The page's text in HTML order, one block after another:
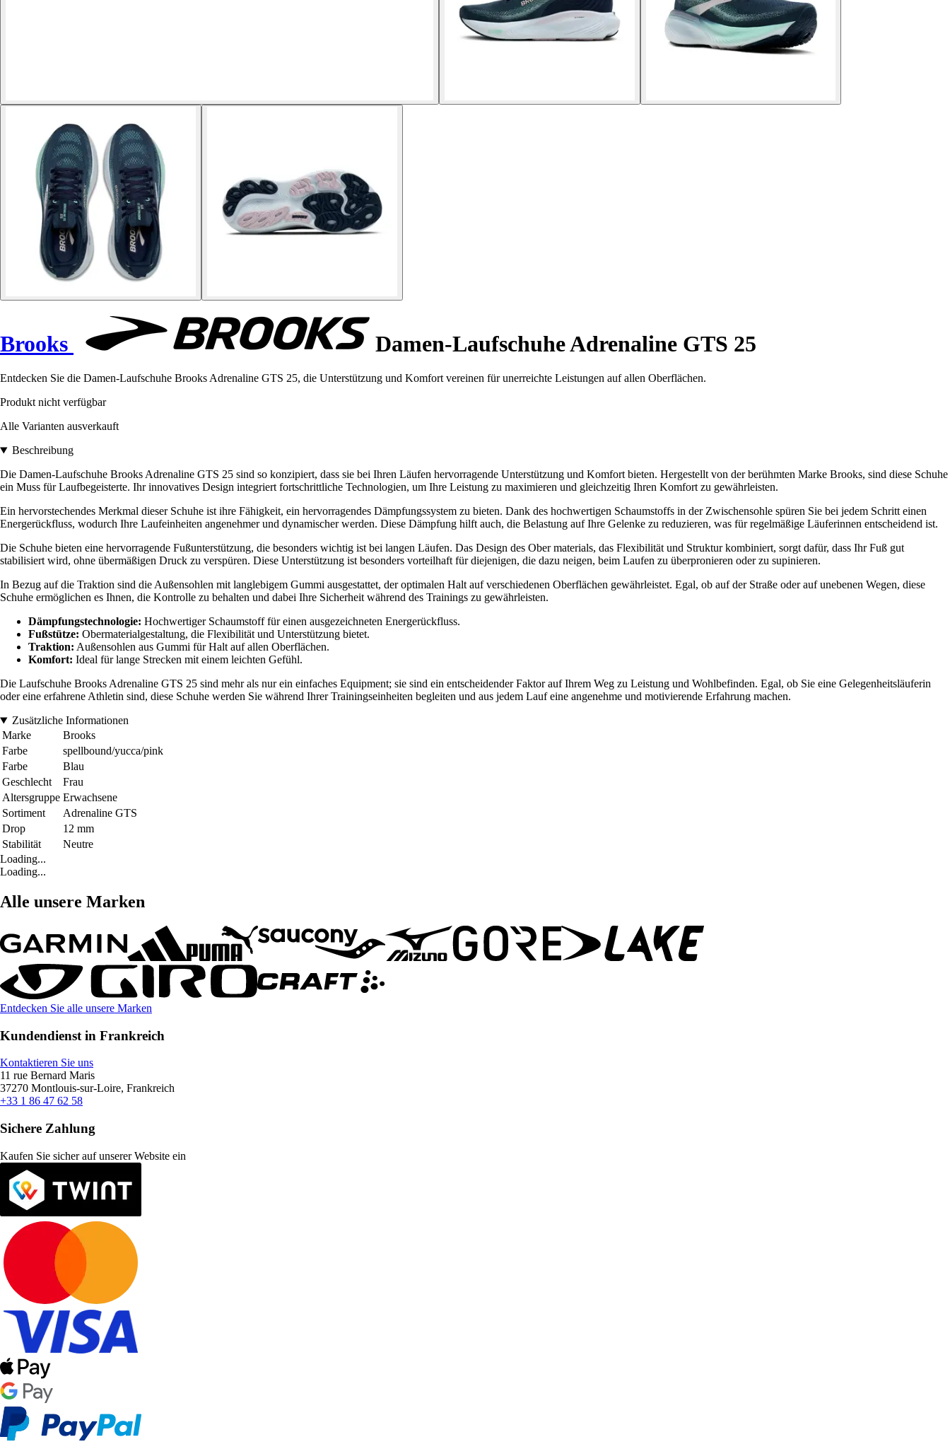
Brooks Damen-Laufschuhe Adrenaline GTS 25
Entdecken Sie die Damen-Laufschuhe Brooks Adrenaline GTS 25, die Unterstützung und Komfort vereinen für unerreichte Leistungen auf allen Oberflächen.
Produkt nicht verfügbar
Alle Varianten ausverkauft
Beschreibung
Die Damen-Laufschuhe Brooks Adrenaline GTS 25 sind so konzipiert, dass sie bei Ihren Läufen hervorragende Unterstützung und Komfort bieten. Hergestellt von der berühmten Marke Brooks, sind diese Schuhe
ein Muss für Laufbegeisterte. Ihr innovatives Design integriert fortschrittliche Technologien, um Ihre Leistung zu maximieren und gleichzeitig Ihren Komfort zu gewährleisten.
Ein hervorstechendes Merkmal dieser Schuhe ist ihre Fähigkeit, ein hervorragendes Dämpfungssystem zu bieten. Dank des hochwertigen Schaumstoffs in der Zwischensohle spüren Sie bei jedem Schritt einen
Energerückfluss, wodurch Ihre Laufeinheiten angenehmer und dynamischer werden. Diese Dämpfung hilft auch, die Belastung auf Ihre Gelenke zu reduzieren, was für regelmäßige Läuferinnen entscheidend ist.
Die Schuhe bieten eine hervorragende Fußunterstützung, die besonders wichtig ist bei langen Läufen. Das Design des Ober materials, das Flexibilität und Struktur kombiniert, sorgt dafür, dass Ihr Fuß gut
stabilisiert wird, ohne übermäßigen Druck zu verspüren. Diese Unterstützung ist besonders vorteilhaft für diejenigen, die dazu neigen, beim Laufen zu überpronieren oder zu supinieren.
In Bezug auf die Traktion sind die Außensohlen mit langlebigem Gummi ausgestattet, der optimalen Halt auf verschiedenen Oberflächen gewährleistet. Egal, ob auf der Straße oder auf unebenen Wegen, diese
Schuhe ermöglichen es Ihnen, die Kontrolle zu behalten und dabei Ihre Sicherheit während des Trainings zu gewährleisten.
Dämpfungstechnologie: Hochwertiger Schaumstoff für einen ausgezeichneten Energerückfluss.
Fußstütze: Obermaterialgestaltung, die Flexibilität und Unterstützung bietet.
Traktion: Außensohlen aus Gummi für Halt auf allen Oberflächen.
Komfort: Ideal für lange Strecken mit einem leichten Gefühl.
Die Laufschuhe Brooks Adrenaline GTS 25 sind mehr als nur ein einfaches Equipment; sie sind ein entscheidender Faktor auf Ihrem Weg zu Leistung und Wohlbefinden. Egal, ob Sie eine Gelegenheitsläuferin
oder eine erfahrene Athletin sind, diese Schuhe werden Sie während Ihrer Trainingseinheiten begleiten und aus jedem Lauf eine angenehme und motivierende Erfahrung machen.
Zusätzliche Informationen
Marke
Brooks
Farbe
spellbound/yucca/pink
Farbe
Blau
Geschlecht
Frau
Altersgruppe Erwachsene
Sortiment
Adrenaline GTS
Drop
12 mm
Stabilität
Neutre
Loading...
Loading...
Alle unsere Marken
Entdecken Sie alle unsere Marken
Kundendienst in Frankreich
Kontaktieren Sie uns
11 rue Bernard Maris
37270 Montlouis-sur-Loire, Frankreich
+33 1 86 47 62 58
Sichere Zahlung
Kaufen Sie sicher auf unserer Website ein